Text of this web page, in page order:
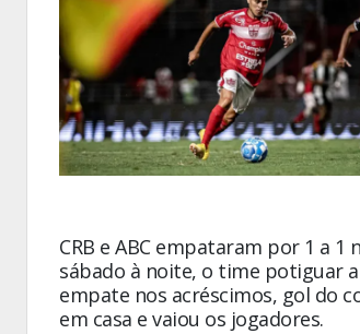
CRB e ABC empataram por 1 a
sábado à noite, o time potiguar
empate nos acréscimos, gol do
em casa e vaiou os jogadores.